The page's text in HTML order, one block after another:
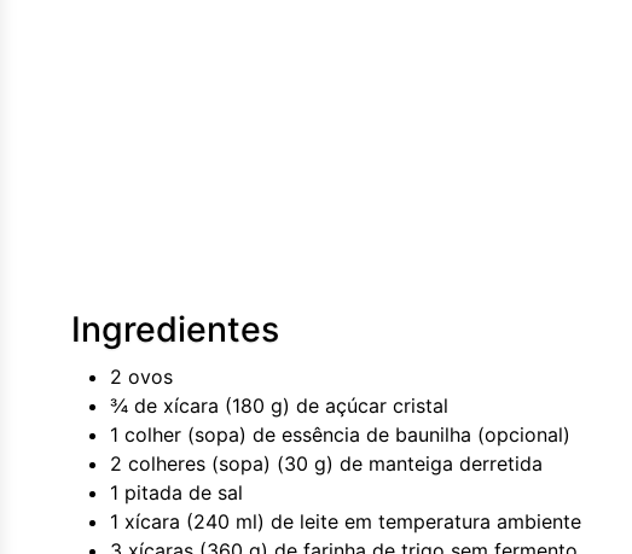
Ingredientes
2 ovos
¾ de xícara (180 g) de açúcar cristal
1 colher (sopa) de essência de baunilha (opcional)
2 colheres (sopa) (30 g) de manteiga derretida
1 pitada de sal
1 xícara (240 ml) de leite em temperatura ambiente